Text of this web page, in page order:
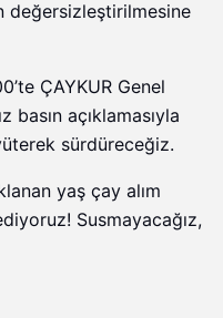
değersizleştirilmesine
ÇAYKUR Genel
basın açıklamasıyla
sürdüreceğiz.
yaş çay alım
Susmayacağız,